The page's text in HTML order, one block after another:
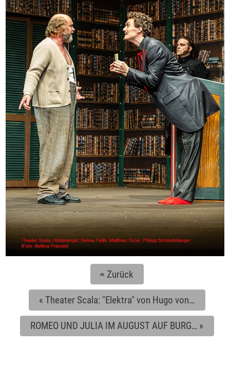
«Zurück
«Theater Scala: "Elektra" von Hugo von…
ROMEO UND JULIA IM AUGUST AUF BURG… »